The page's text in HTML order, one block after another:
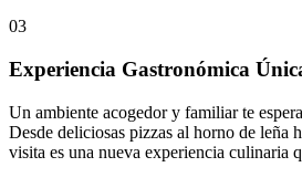
03
Experiencia Gastronómica
Un ambiente acogedor y familiar te
Desde deliciosas pizzas al horno de leña
visita es una nueva experiencia culinaria